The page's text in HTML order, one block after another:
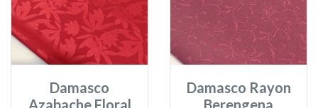
Damasco
Azabache Floral
Damasco Rayon
Berengena